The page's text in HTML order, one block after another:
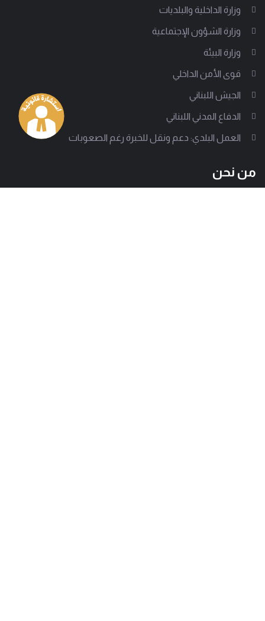
وزارة الداخلية والبلديات
وزارة الشؤون الإجتماعية
وزارة البيئة
قوى الأمن الداخلي
الجيش اللبناني
الدفاع المدني اللبناني
العمل البلدي: دعم ونقل للخبرة رغم الصعوبات
من نحن